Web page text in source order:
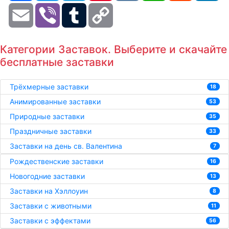
Email Viber Tumblr
Категории Заставок. Выберите и скачайте
бесплатные заставки
Трёхмерные заставки 18
Анимированные заставки 53
Природные заставки 35
Праздничные заставки 33
Заставки на день св. Валентина 7
Рождественские заставки 16
Новогодние заставки 13
Заставки на Хэллоуин 8
Заставки с животными 11
Заставки с эффектами 56